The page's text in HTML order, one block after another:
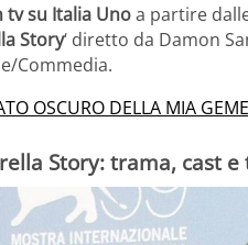
tv su Italia Unoa partire
Story‘ diretto da Damon
Commedia.
OSCURO DELLA MIA
Story: trama, cast